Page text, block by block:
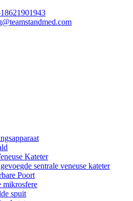
Kateter
sentrale veneuse kateter
Poort
mikrosfere
spuit